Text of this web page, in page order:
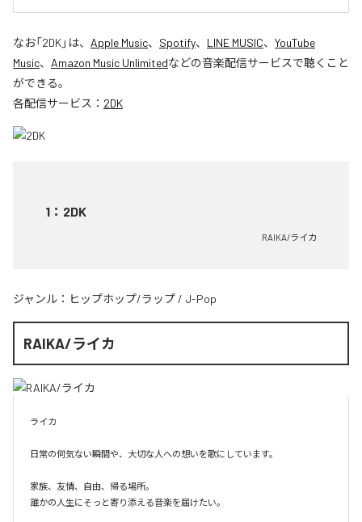
なお「2DK」は、 Apple Music、 Spotify、 LINE MUSIC、 YouTube
Music、 Amazon Music Unlimitedなどの音楽配信サービスで聴くこと
ができる。
各配信サービス： 2DK
1 ： 2DK
RAIKA/ライカ
ジャンル： ヒップホップ/ラップ / J-Pop
RAIKA/ライカ
ライカ
日常の何気ない瞬間や、大切な人への想いを歌にしています。
家族、友情、自由、帰る場所。
誰かの人生にそっと寄り添える音楽を届けたい。